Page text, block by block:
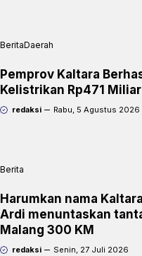
l
y
BeritaDaerah
Pemprov Kaltara
Kelistrikan Rp471
redaksi Rabu, 5 Agustus 2026
Berita
Harumkan nama
Ardi menuntaskan
Malang 300 KM
redaksi Senin, 27 Juli 2026